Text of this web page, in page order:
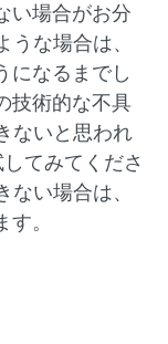
い場合がお分
な場合は、
になるまでし
技術的な不具
ないと思われ
てみてくださ
い場合は、
。